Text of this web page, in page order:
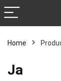
Home
‎Ja